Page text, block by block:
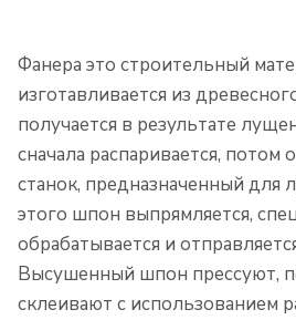
Фанера это строительный
изготавливается из
получается в результате
сначала распаривается, потом
станок, предназначенный для
этого шпон выпрямляется,
обрабатывается и
Высушенный шпон прессуют,
склеивают с использованием